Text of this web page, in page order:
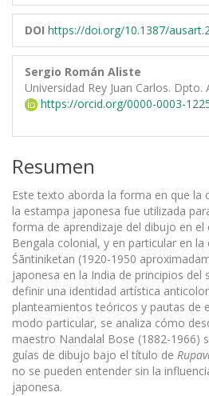
DOI https://doi.org/10.1387/
Sergio Román Aliste
Universidad Rey Juan Carlos.
https://orcid.org/0000-0003-
Resumen
Este texto aborda la forma en que la
la estampa japonesa fue utilizada
forma de aprendizaje del dibujo en
Bengala colonial, y en particular en la
Śāntiniketan (1920-1950
japonesa en la India de principios del
definir una identidad artística
planteamientos teóricos y pautas de
modo particular, se analiza cómo
maestro Nandalal Bose (1882-1966)
guías de dibujo bajo el título de
no se pueden entender sin la
japonesa.